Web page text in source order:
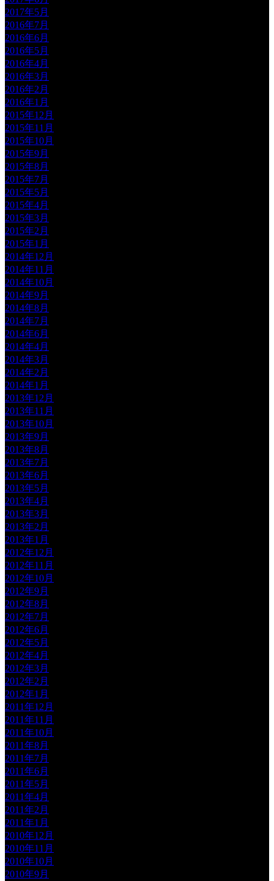
2017年5月
2016年7月
2016年6月
2016年5月
2016年4月
2016年3月
2016年2月
2016年1月
2015年12月
2015年11月
2015年10月
2015年9月
2015年8月
2015年7月
2015年5月
2015年4月
2015年3月
2015年2月
2015年1月
2014年12月
2014年11月
2014年10月
2014年9月
2014年8月
2014年7月
2014年6月
2014年4月
2014年3月
2014年2月
2014年1月
2013年12月
2013年11月
2013年10月
2013年9月
2013年8月
2013年7月
2013年6月
2013年5月
2013年4月
2013年3月
2013年2月
2013年1月
2012年12月
2012年11月
2012年10月
2012年9月
2012年8月
2012年7月
2012年6月
2012年5月
2012年4月
2012年3月
2012年2月
2012年1月
2011年12月
2011年11月
2011年10月
2011年8月
2011年7月
2011年6月
2011年5月
2011年4月
2011年2月
2011年1月
2010年12月
2010年11月
2010年10月
2010年9月